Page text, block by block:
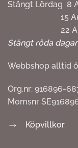
Stängt Lördag 8
15
22
Stängt röda dagar
Webbshop alltid
Org.nr: 916896-
Momsnr
Köpvillkor